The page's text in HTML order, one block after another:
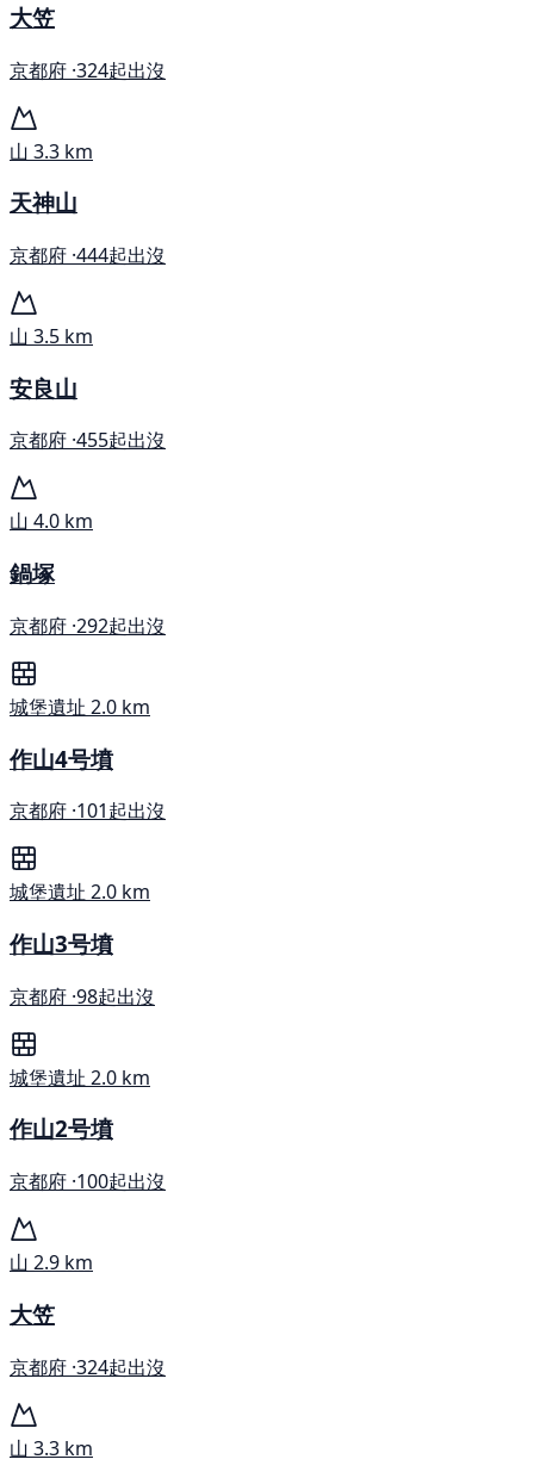
大笠
京都府 ·324起出沒
山 3.3 km
天神山
京都府 ·444起出沒
山 3.5 km
安良山
京都府 ·455起出沒
山 4.0 km
鍋塚
京都府 ·292起出沒
城堡遺址 2.0 km
作山4号墳
京都府 ·101起出沒
城堡遺址 2.0 km
作山3号墳
京都府 ·98起出沒
城堡遺址 2.0 km
作山2号墳
京都府 ·100起出沒
山 2.9 km
大笠
京都府 ·324起出沒
山 3.3 km